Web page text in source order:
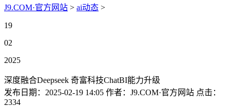
J9.COM·官方网站 > ai动态 >
19
02
2025
深度融合Deepseek 奇富科技ChatBI能力升级
发布日期： 2025-02-19 14:05 作者： J9.COM·官方网站 点击：
2334